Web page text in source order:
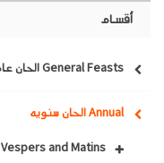
أقسام
General Feasts الحان عامه للأعياد
Annual الحان سنويه
Vespers and Matins ارباع الناقوس